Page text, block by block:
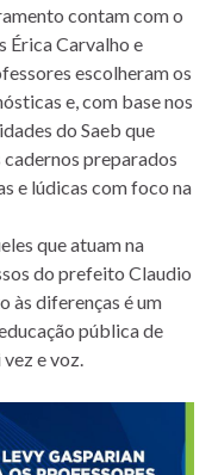
contam com o
Érica Carvalho e
escolheram os
e, com base nos
do Saeb que
preparados
e lúdicas com foco na
que atuam na
do prefeito Claudio
às diferenças é um
pública de
e voz.